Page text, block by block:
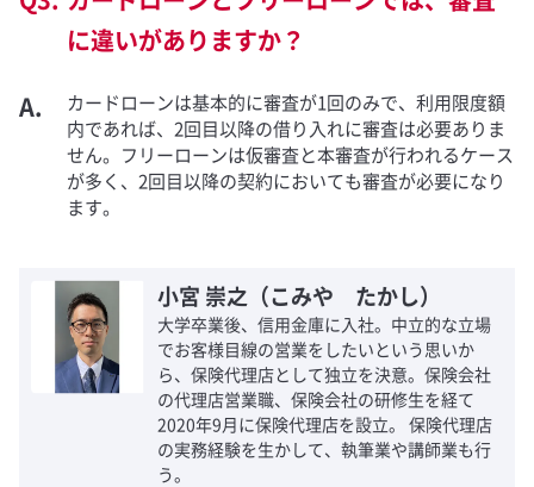
に違いがありますか？
カードローンは基本的に審査が1回のみで、利用限度額
内であれば、2回目以降の借り入れに審査は必要ありま
せん。フリーローンは仮審査と本審査が行われるケース
が多く、2回目以降の契約においても審査が必要になり
ます。
小宮 崇之（こみや たかし）
大学卒業後、信用金庫に入社。中立的な立場
でお客様目線の営業をしたいという思いか
ら、保険代理店として独立を決意。保険会社
の代理店営業職、保険会社の研修生を経て
2020年9月に保険代理店を設立。 保険代理店
の実務経験を生かして、執筆業や講師業も行
う。